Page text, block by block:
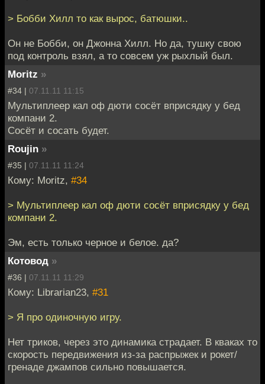
> Бобби Хилл то как вырос, батюшки..
Он не Бобби, он Джонна Хилл. Но да, тушку свою
под контроль взял, а то совсем уж рыхлый был.
Moritz »
#34 | 07.11.11 11:15
Мультиплеер кал оф дюти сосёт вприсядку у бед
компани 2.
Сосёт и сосать будет.
Roujin »
#35 | 07.11.11 11:24
Кому: Moritz, #34
> Мультиплеер кал оф дюти сосёт вприсядку у бед
компани 2.
Эм, есть только черное и белое. да?
Котовод »
#36 | 07.11.11 11:29
Кому: Librarian23, #31
> Я про одиночную игру.
Нет триков, через это динамика страдает. В кваках то
скорость передвижения из-за распрыжек и рокет/
гренаде джампов сильно повышается.